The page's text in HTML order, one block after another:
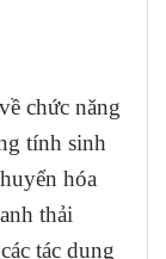
chức năng
tính sinh
hóa
thải
tác dụng